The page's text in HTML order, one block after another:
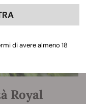
Royal
di avere almeno 18